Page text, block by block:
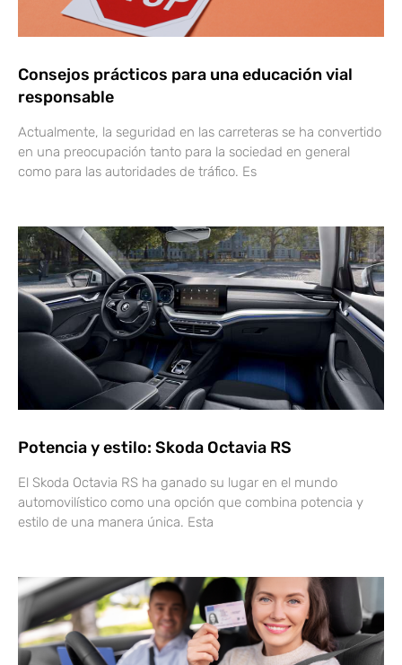
Consejos prácticos para una educación vial
responsable
Actualmente, la seguridad en las carreteras se ha convertido
en una preocupación tanto para la sociedad en general
como para las autoridades de tráfico. Es
Potencia y estilo: Skoda Octavia RS
El Skoda Octavia RS ha ganado su lugar en el mundo
automovilístico como una opción que combina potencia y
estilo de una manera única. Esta